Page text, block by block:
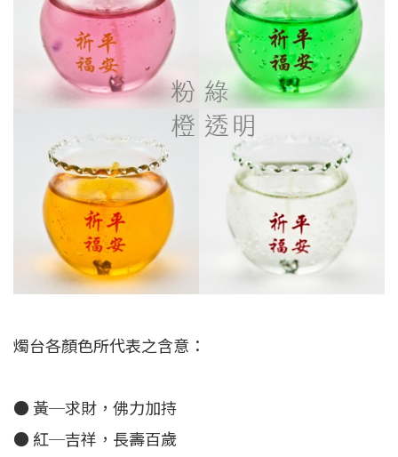
燭台各顏色所代表之含意：
● 黃─求財，佛力加持
● 紅─吉祥，長壽百歲